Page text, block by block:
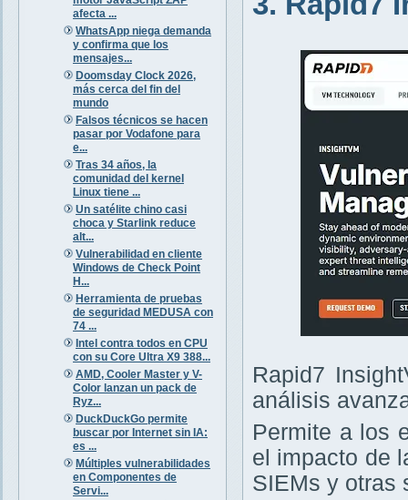
afecta ...
WhatsApp niega demanda
y confirma que los
mensajes...
Doomsday Clock 2026,
más cerca del fin del
mundo
Falsos técnicos se hacen
pasar por Vodafone para
e...
Tras 34 años, la
comunidad del kernel
Linux tiene ...
Un satélite chino casi
choca y Starlink reduce
alt...
Vulnerabilidad en cliente
Windows de Check Point
H...
Herramienta de pruebas
de seguridad MEDUSA con
74 ...
Intel contra todos en CPU
con su Core Ultra X9 388...
AMD, Cooler Master y V-
Color lanzan un pack de
Ryz...
DuckDuckGo permite
buscar por Internet sin IA:
es ...
Múltiples vulnerabilidades
en Componentes de
Servi...
Rapid7
análisis
Permite a los
el impacto de
SIEMs y otras